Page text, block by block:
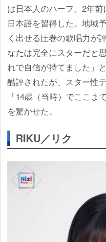
は日本人のハーフ。2年
日本語を習得した。地域
く出せる圧巻の歌唱力が
なたは完全にスターだと
れで自信が持てました」
酷評されたが、スター性
「14歳（当時）でここ
を驚かせた。
RIKU／リク